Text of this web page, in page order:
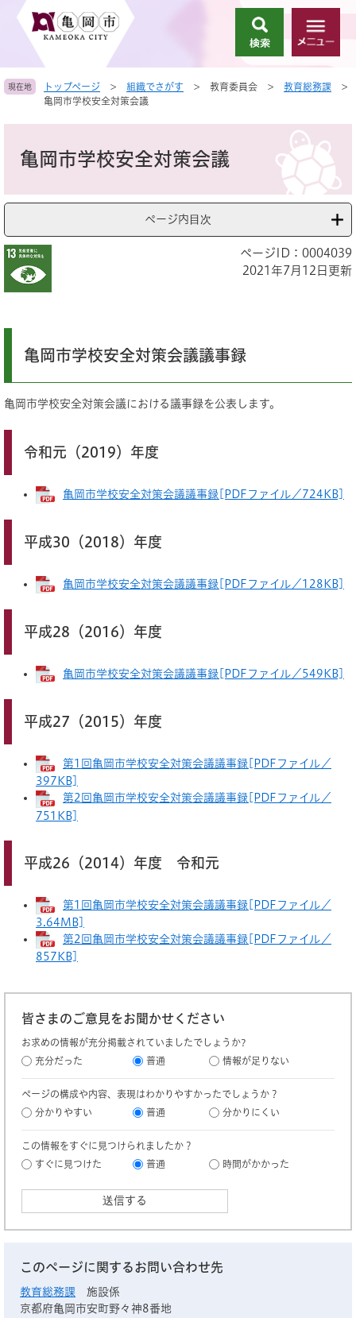
頭
す
飛
し
索
メ
ニ
ー
現在地 トップページ > 組織でさがす > 教育委員会 > 教育総務課
>
亀岡市学校安全対策会議
亀岡市学校安全対策会議
ページ内目次
ページID：0004039
2021年7月12日更新
亀岡市学校安全対策会議議事録
亀岡市学校安全対策会議における議事録を公表します。
令和元（2019）年度
亀岡市学校安全対策会議議事録[PDFファイル／724KB]
平成30（2018）年度
亀岡市学校安全対策会議議事録[PDFファイル／128KB]
平成28（2016）年度
亀岡市学校安全対策会議議事録[PDFファイル／549KB]
平成27（2015）年度
第1回亀岡市学校安全対策会議議事録[PDFファイル／
397KB]
第2回亀岡市学校安全対策会議議事録[PDFファイル／
751KB]
平成26（2014）年度 令和元
第1回亀岡市学校安全対策会議議事録[PDFファイル／
3.64MB]
第2回亀岡市学校安全対策会議議事録[PDFファイル／
857KB]
皆さまのご意見をお聞かせください
お求めの情報が充分掲載されていましたでしょうか?
充分だった
普通 情報が足りない
ページの構成や内容、表現はわかりやすかったでしょうか？
分かりやすい
普通 分かりにくい
この情報をすぐに見つけられましたか？
すぐに見つけた
普通 時間がかかった
このページに関するお問い合わせ先
教育総務課
施設係
京都府亀岡市安町野々神8番地